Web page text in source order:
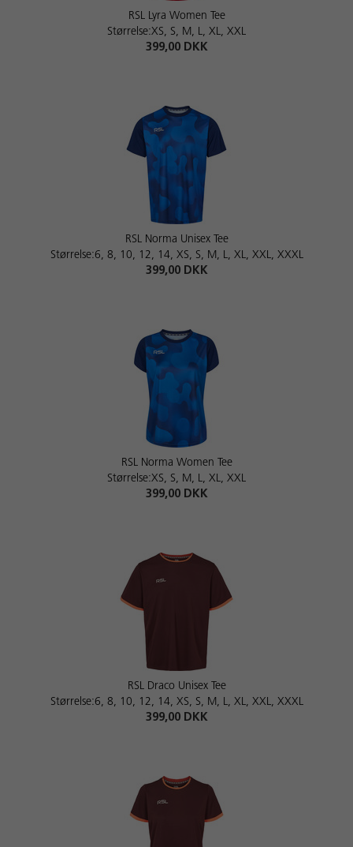
RSL Lyra Women Tee
Størrelse:XS, S, M, L, XL, XXL
399,00 DKK
RSL Norma Unisex Tee
Størrelse:6, 8, 10, 12, 14, XS, S, M, L, XL, XXL, XXXL
399,00 DKK
RSL Norma Women Tee
Størrelse:XS, S, M, L, XL, XXL
399,00 DKK
RSL Draco Unisex Tee
Størrelse:6, 8, 10, 12, 14, XS, S, M, L, XL, XXL, XXXL
399,00 DKK